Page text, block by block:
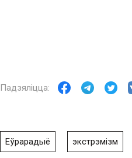
Еўрарадыё экстрэмізм